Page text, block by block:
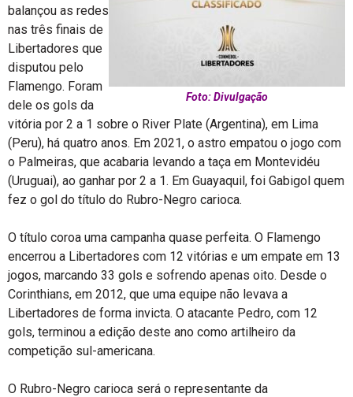
Foto: Divulgação
balançou as redes
nas três finais de
Libertadores que
disputou pelo
Flamengo. Foram
dele os gols da
vitória por 2 a 1 sobre o River Plate (Argentina), em Lima
(Peru), há quatro anos. Em 2021, o astro empatou o jogo com
o Palmeiras, que acabaria levando a taça em Montevidéu
(Uruguai), ao ganhar por 2 a 1. Em Guayaquil, foi Gabigol quem
fez o gol do título do Rubro-Negro carioca.
O título coroa uma campanha quase perfeita. O Flamengo
encerrou a Libertadores com 12 vitórias e um empate em 13
jogos, marcando 33 gols e sofrendo apenas oito. Desde o
Corinthians, em 2012, que uma equipe não levava a
Libertadores de forma invicta. O atacante Pedro, com 12
gols, terminou a edição deste ano como artilheiro da
competição sul-americana.
O Rubro-Negro carioca será o representante da